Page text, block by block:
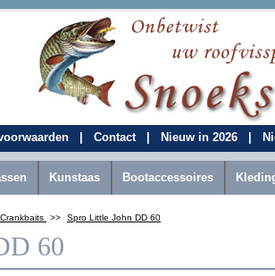
Contact Nieuw in 2026
Kunstaas Bootaccessoires
>> Spro Little John DD 60
60